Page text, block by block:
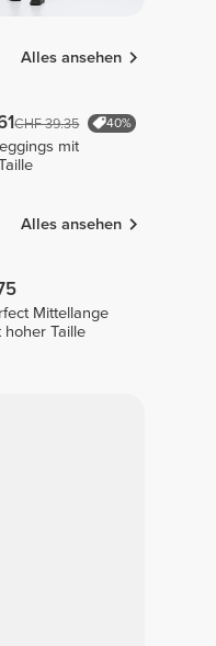
Alles ansehen
CHF 39.35 40%
mit
Alles ansehen
Mittellange
hoher Taille